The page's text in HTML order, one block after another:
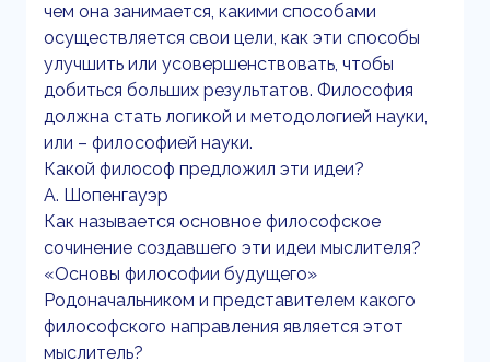
чем она занимается, какими способами
осуществляется свои цели, как эти способы
улучшить или усовершенствовать, чтобы
добиться больших результатов. Философия
должна стать логикой и методологией науки,
или – философией науки.
Какой философ предложил эти идеи?
А. Шопенгауэр
Как называется основное философское
сочинение создавшего эти идеи мыслителя?
«Основы философии будущего»
Родоначальником и представителем какого
философского направления является этот
мыслитель?